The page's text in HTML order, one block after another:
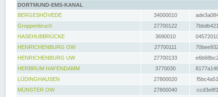
DORTMUND-EMS-KANAL
BERGESHÖVEDE
34000010
Groppenbruch
27700122
HASEHUBBRÜCKE
3690010
HENRICHENBURG OW
27700111
HENRICHENBURG UW
27700133
HERBRUM HAFENDAMM
3770030
LÜDINGHAUSEN
27800020
MÜNSTER OW
27800040